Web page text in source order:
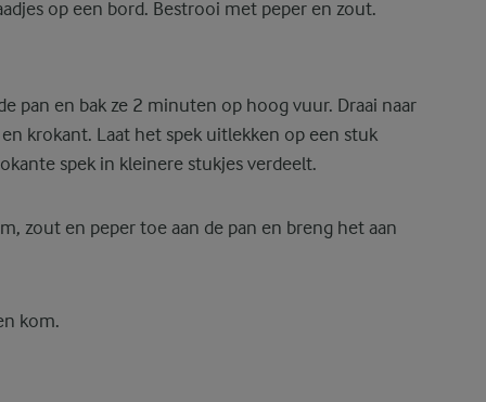
op een bord. Bestrooi met peper en zout.
pan en bak ze 2 minuten op hoog vuur. Draai naar
krokant. Laat het spek uitlekken op een stuk
spek in kleinere stukjes verdeelt.
zout en peper toe aan de pan en breng het aan
kom.